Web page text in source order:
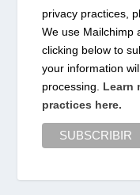
privacy practices,
We use Mailchimp
clicking below to
your information
processing. Learn
practices here.